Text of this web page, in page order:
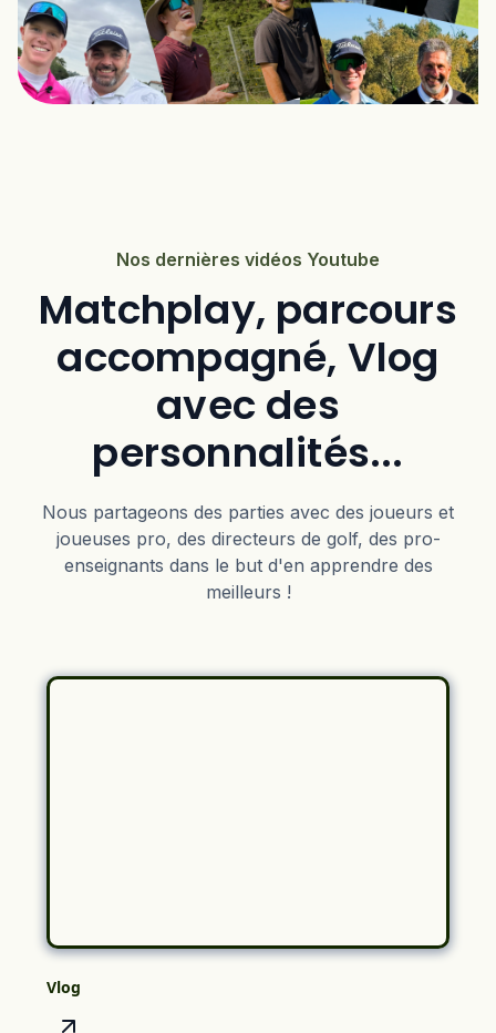
Nos dernières vidéos Youtube
Matchplay, parcours
accompagné, Vlog
avec des
personnalités...
Nous partageons des parties avec des joueurs et
joueuses pro, des directeurs de golf, des pro-
enseignants dans le but d'en apprendre des
meilleurs !
Vlog